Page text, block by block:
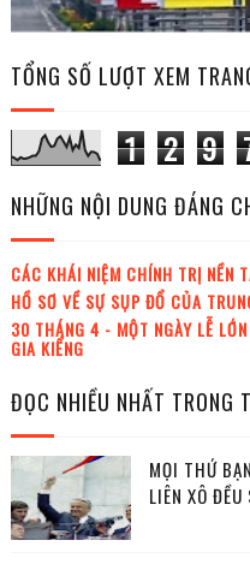
TỔNG SỐ LƯỢT XEM
1 2 9
NHỮNG NỘI DUNG ĐÁNG
CÁC KHÁI NIỆM CHÍNH TRỊ NỀN
HỒ SƠ VỀ SỰ SỤP ĐỔ CỦA
30 THÁNG 4 - MỘT NGÀY LỄ
GIA KIỂNG
ĐỌC NHIỀU NHẤT TRONG
MỌI THỨ
LIÊN XÔ ĐỀU